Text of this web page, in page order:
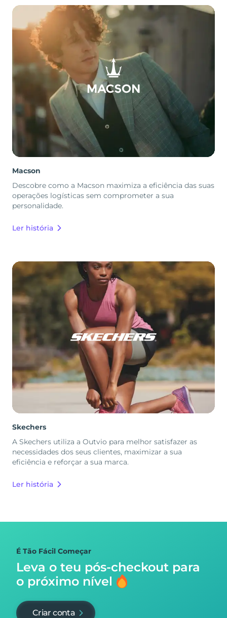
Macson
Descobre como a Macson maximiza a eficiência das suas
operações logísticas sem comprometer a sua
personalidade.
Ler história
Skechers
A Skechers utiliza a Outvio para melhor satisfazer as
necessidades dos seus clientes, maximizar a sua
eficiência e reforçar a sua marca.
Ler história
É Tão Fácil Começar
Leva o teu pós-checkout para
o próximo nível
Criar conta